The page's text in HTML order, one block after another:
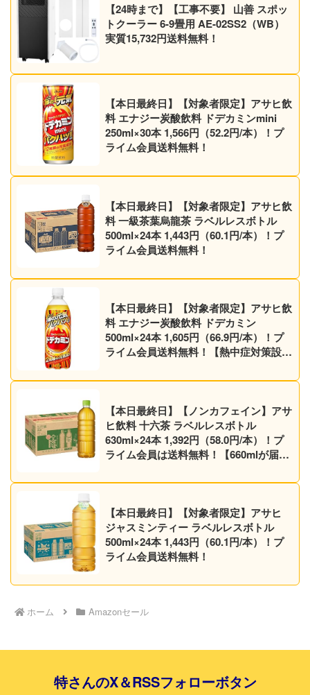
【24時まで】【工事不要】 山善 スポッ
トクーラー 6-9畳用 AE-02SS2（WB）
実質15,732円送料無料！
【本日最終日】【対象者限定】アサヒ飲
料 エナジー炭酸飲料 ドデカミンmini
250ml×30本 1,566円（52.2円/本）！プ
ライム会員送料無料！
【本日最終日】【対象者限定】アサヒ飲
料 一級茶葉烏龍茶 ラベルレスボトル
500ml×24本 1,443円（60.1円/本）！プ
ライム会員送料無料！
【本日最終日】【対象者限定】アサヒ飲
料 エナジー炭酸飲料 ドデカミン
500ml×24本 1,605円（66.9円/本）！プ
ライム会員送料無料！【熱中症対策設
【本日最終日】【ノンカフェイン】アサ
ヒ飲料 十六茶 ラベルレスボトル
630ml×24本 1,392円（58.0円/本）！プ
ライム会員は送料無料！【660mlが届く
【本日最終日】【対象者限定】アサヒ
ジャスミンティー ラベルレスボトル
500ml×24本 1,443円（60.1円/本）！プ
ライム会員送料無料！
ホーム Amazonセール
特さんのX＆RSSフォローボタン